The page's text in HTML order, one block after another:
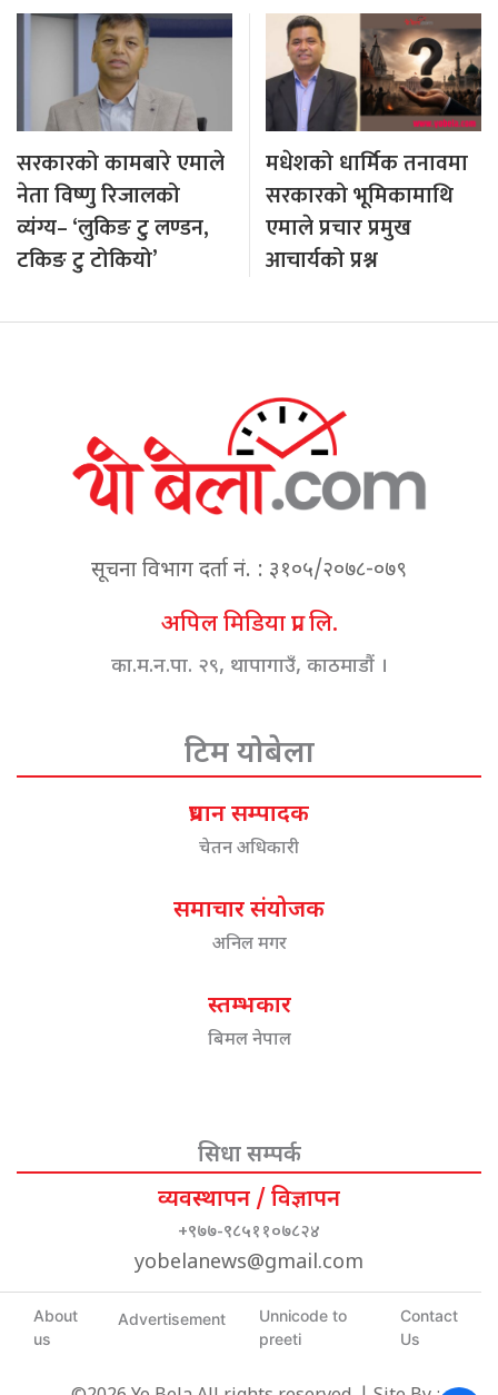
सरकारको कामबारे एमाले
नेता विष्णु रिजालको
व्यंग्य– ‘लुकिङ टु लण्डन,
टकिङ टु टोकियो’
मधेशको धार्मिक तनावमा
सरकारको भूमिकामाथि
एमाले प्रचार प्रमुख
आचार्यको प्रश्न
सूचना विभाग दर्ता नं. : ३१०५/२०७८-०७९
अपिल मिडिया प्रा. लि.
का.म.न.पा. २९, थापागाउँ, काठमाडौं ।
टिम योबेला
प्रधान सम्पादक
चेतन अधिकारी
समाचार संयोजक
अनिल मगर
स्तम्भकार
बिमल नेपाल
सिधा सम्पर्क
व्यवस्थापन / विज्ञापन
+९७७-९८५११०७८२४
yobelanews@gmail.com
About
us
Advertisement
Unnicode to
preeti
Contact
Us